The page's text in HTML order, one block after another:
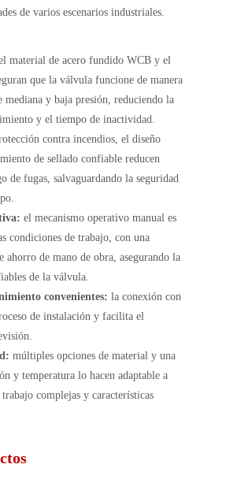
de varios escenarios industriales.
material de acero fundido WCB y el
que la válvula funcione de manera
mediana y baja presión, reduciendo la
y el tiempo de inactividad.
contra incendios, el diseño
de sellado confiable reducen
de fugas, salvaguardando la seguridad
el mecanismo operativo manual es
condiciones de trabajo, con una
ahorro de mano de obra, asegurando la
de la válvula.
convenientes: la conexión con
de instalación y facilita el
múltiples opciones de material y una
y temperatura lo hacen adaptable a
complejas y características